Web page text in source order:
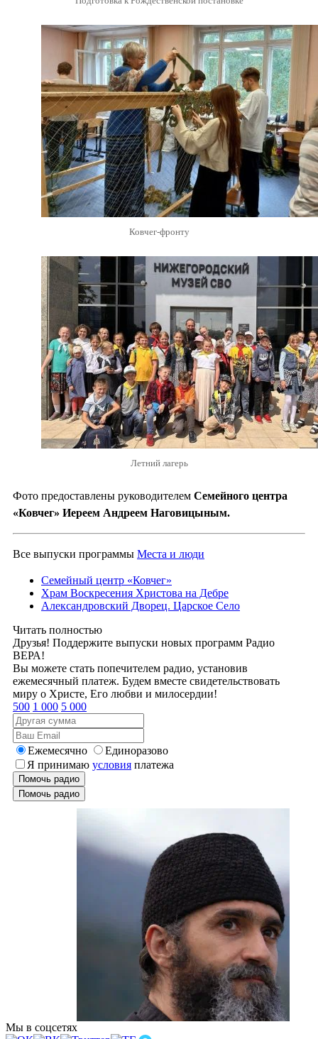
Ковчег-фронту
Летний лагерь
Фото предоставлены руководителем Семейного центра
«Ковчег» Иереем Андреем Наговицыным.
Все выпуски программы Места и люди
Семейный центр «Ковчег»
Храм Воскресения Христова на Дебре
Александровский Дворец. Царское Село
Читать полностью
Друзья! Поддержите выпуски новых программ Радио
ВЕРА!
Вы можете стать попечителем радио, установив
ежемесячный платеж. Будем вместе свидетельствовать
миру о Христе, Его любви и милосердии!
500 1 000 5 000
Ежемесячно
Единоразово
Я принимаю условия платежа
Помочь радио
Помочь радио
Мы в соцсетях